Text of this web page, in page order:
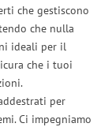
che gestiscono
che nulla
ideali per il
che i tuoi
per
Ci impegniamo